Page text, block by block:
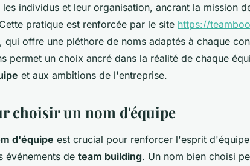
individus et leur organisation, ancrant la mission
pratique est renforcée par le site https://
, qui offre une pléthore de noms adaptés à chaque
permet un choix ancré dans la réalité de chaque
et aux ambitions de l'entreprise.
choisir un nom d'équipe
d'équipe est crucial pour renforcer l'esprit
événements de team building. Un nom bien choisi